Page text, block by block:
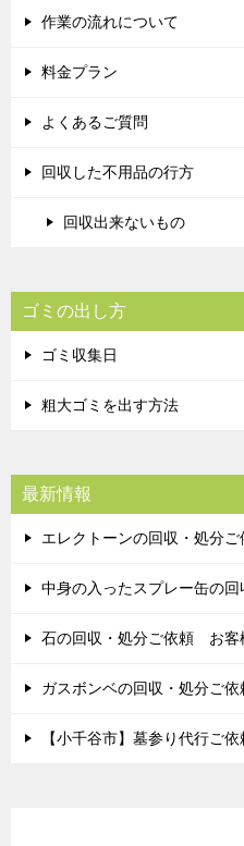
作業の流れについて
料金プラン
よくあるご質問
回収した不用品の行方
回収出来ないもの
ゴミの出し方
ゴミ収集日
粗大ゴミを出す方法
最新情報
エレクトーンの回収・処分
中身の入ったスプレー缶の
石の回収・処分ご依頼 お客
ガスボンベの回収・処分ご
【小千谷市】墓参り代行ご